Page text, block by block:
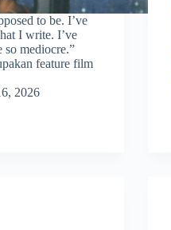
to be. I’ve
I write. I’ve
so mediocre.”
feature film
2026